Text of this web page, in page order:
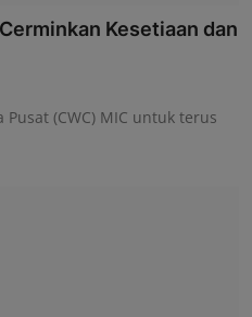
Kesetiaan dan
(CWC) MIC untuk terus